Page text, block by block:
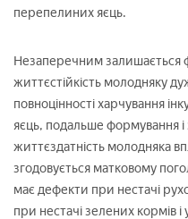
перепелиних яєць.
Незаперечним залишається
життєстійкість молодняку
повноцінності харчування
яєць, подальше формування і
життєздатність молодняка
згодовується матковому
має дефекти при нестачі
при нестачі зелених кормів і